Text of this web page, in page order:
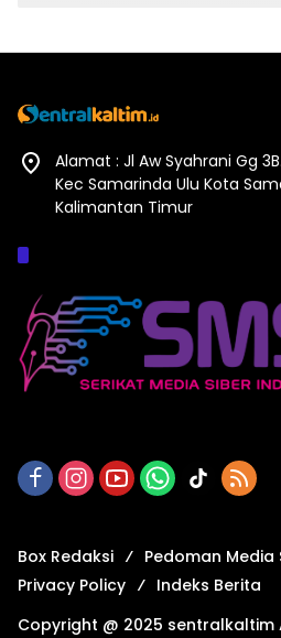
Alamat : Jl Aw Syahrani Gg
Kec Samarinda Ulu Kota
Kalimantan Timur
Box Redaksi
Pedoman Media
Privacy Policy
Indeks Berita
Copyright @ 2025 sentralkaltim